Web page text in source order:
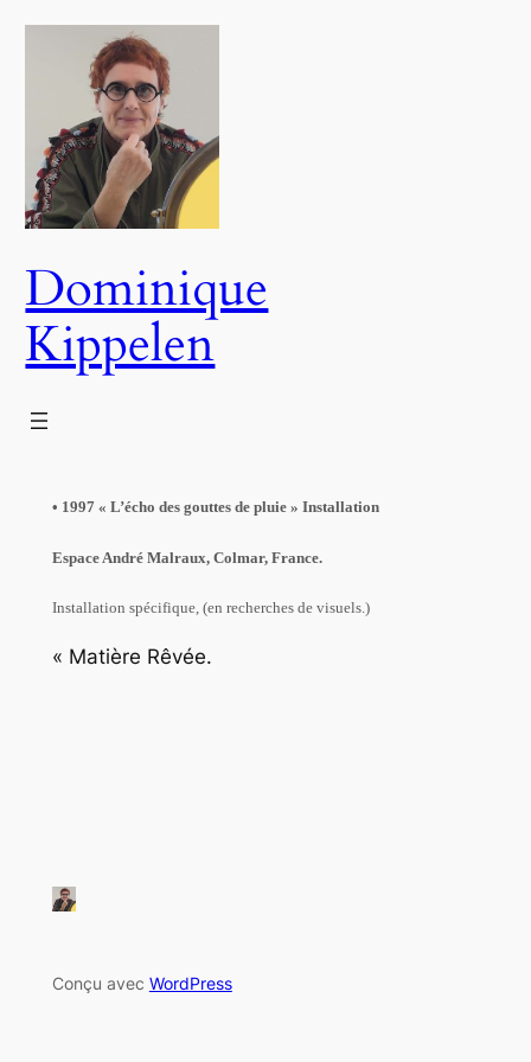
Aller
Dominique
Kippelen
• 1997 « L’écho des gouttes de pluie » Installation
Espace André Malraux, Colmar, France.
Installation spécifique, (en recherches de visuels.)
« Matière Rêvée.
Conçu avec WordPress